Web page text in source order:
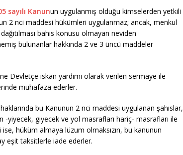
sayılı Kanunun uygulanmış olduğu kimselerden yetkili
2 nci maddesi hükümleri uygulanmaz; ancak, menkul
bahis konusu olmayan neviden
bulunanlar hakkında 2 ve 3 üncü maddeler
Devletçe iskan yardımı olarak verilen sermaye ile
muhafaza ederler.
bu Kanunun 2 nci maddesi uygulanan şahıslar,
-yiyecek, giyecek ve yol masrafları hariç- masrafları ile
hüküm almaya lüzum olmaksızın, bu kanunun
eşit taksitlerle iade ederler.